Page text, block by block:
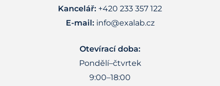
Kancelář: +420 233 357 122
E-mail: info@exalab.cz
Otevírací doba:
Pondělí–čtvrtek
9:00–18:00